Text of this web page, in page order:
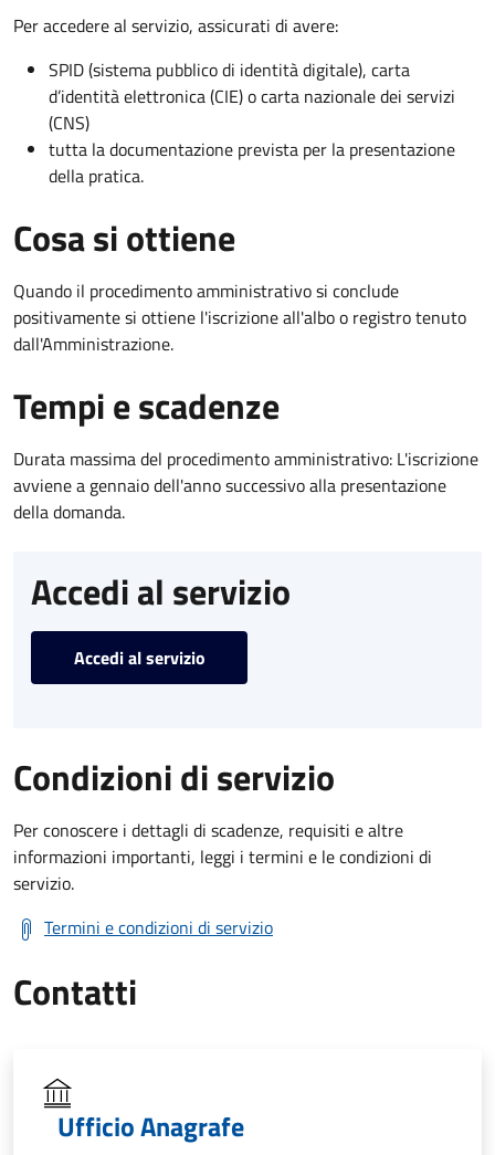
Per accedere al servizio, assicurati di avere:
SPID (sistema pubblico di identità digitale), carta
d’identità elettronica (CIE) o carta nazionale dei servizi
(CNS)
tutta la documentazione prevista per la presentazione
della pratica.
Cosa si ottiene
Quando il procedimento amministrativo si conclude
positivamente si ottiene l'iscrizione all'albo o registro tenuto
dall'Amministrazione.
Tempi e scadenze
Durata massima del procedimento amministrativo: L'iscrizione
avviene a gennaio dell'anno successivo alla presentazione
della domanda.
Accedi al servizio
Accedi al servizio
Condizioni di servizio
Per conoscere i dettagli di scadenze, requisiti e altre
informazioni importanti, leggi i termini e le condizioni di
servizio.
Termini e condizioni di servizio
Contatti
Ufficio Anagrafe